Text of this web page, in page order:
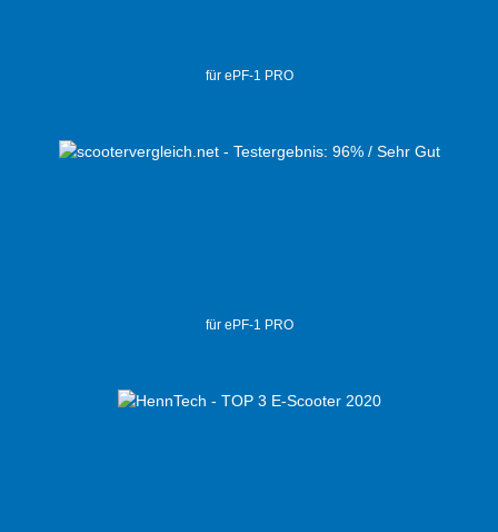
für ePF-1 PRO
für ePF-1 PRO